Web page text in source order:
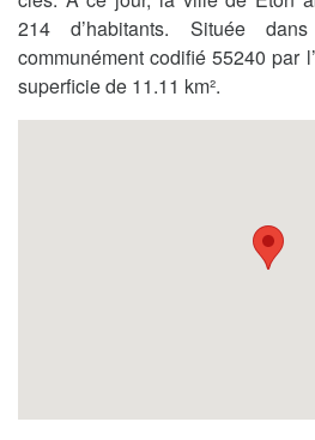
214 d’habitants. Située
communément codifié 55240 par
superficie de 11.11 km².